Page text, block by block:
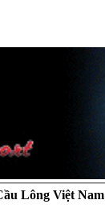
Lông Việt Nam